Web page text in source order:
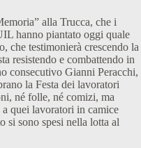
alla Trucca, che i
hanno piantato oggi quale
che testimonierà crescendo la
resistendo e combattendo in
consecutivo Gianni Peracchi,
la Festa dei lavoratori
né folle, né comizi, ma
quei lavoratori in camice
si sono spesi nella lotta al